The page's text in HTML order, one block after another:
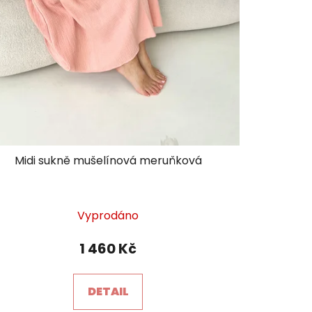
Midi sukně mušelínová meruňková
hodnocení
produktu
5,0
z
Vyprodáno
1 460 Kč
DETAIL